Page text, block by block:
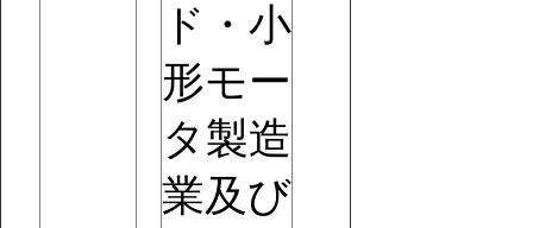
ド・小
形モー
タ製造
業及び